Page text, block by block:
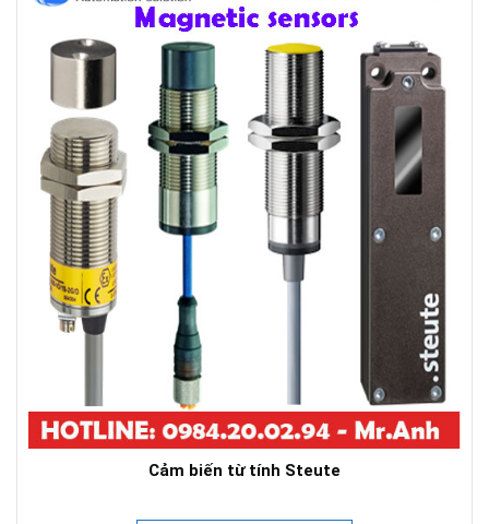
Cảm biến từ tính Steute